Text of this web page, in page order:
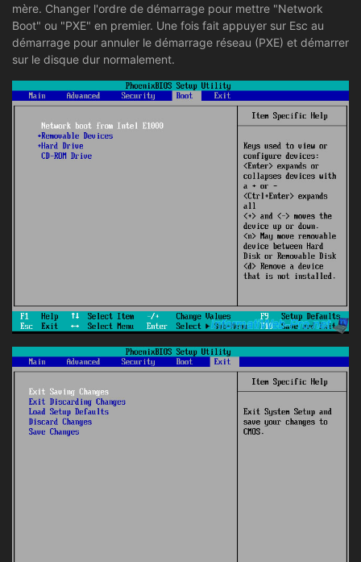
mère. Changer l'ordre de démarrage pour mettre "Network
Boot" ou "PXE" en premier. Une fois fait appuyer sur Esc au
démarrage pour annuler le démarrage réseau (PXE) et démarrer
sur le disque dur normalement.